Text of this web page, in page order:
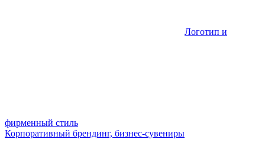
Логотип и
фирменный стиль
Корпоративный брендинг, бизнес-сувениры